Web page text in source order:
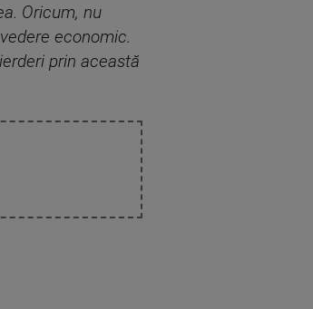
Oricum, nu
economic.
prin această